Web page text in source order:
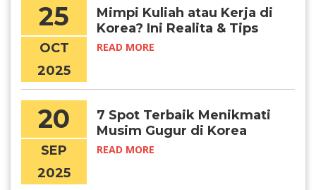
25
OCT
2025
Mimpi Kuliah atau Kerja di
Korea? Ini Realita & Tips
Suksesnya, Chingudeul!
READ MORE
20
SEP
2025
7 Spot Terbaik Menikmati
Musim Gugur di Korea
Selatan
READ MORE